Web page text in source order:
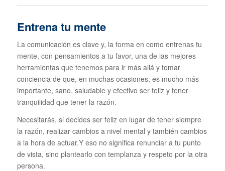
Entrena tu mente
La comunicación es clave y, la forma en como entrenas tu
mente, con pensamientos a tu favor, una de las mejores
herramientas que tenemos para ir más allá y tomar
conciencia de que, en muchas ocasiones, es mucho más
importante, sano, saludable y efectivo ser feliz y tener
tranquilidad que tener la razón.
Necesitarás, si decides ser feliz en lugar de tener siempre
la razón, realizar cambios a nivel mental y también cambios
a la hora de actuar.Y eso no significa renunciar a tu punto
de vista, sino plantearlo con templanza y respeto por la otra
persona.